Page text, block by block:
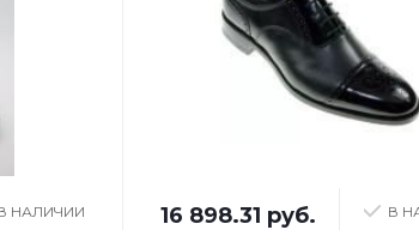
НАЛИЧИИ В
16 898.31 руб.